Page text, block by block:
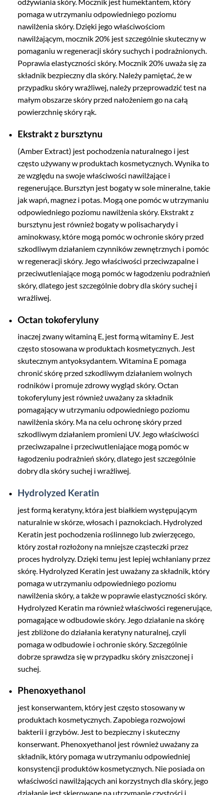
odżywiania skóry. Mocznik jest humektantem, który
pomaga w utrzymaniu odpowiedniego poziomu
nawilżenia skóry. Dzięki jego właściwościom
nawilżającym, mocznik 20% jest szczególnie skuteczny w
pomaganiu w regeneracji skóry suchych i podrażnionych.
Poprawia elastyczności skóry. Mocznik 20% uważa się za
składnik bezpieczny dla skóry. Należy pamiętać, że w
przypadku skóry wrażliwej, należy przeprowadzić test na
małym obszarze skóry przed nałożeniem go na całą
powierzchnię skóry rąk.
Ekstrakt z bursztynu
(Amber Extract) jest pochodzenia naturalnego i jest
często używany w produktach kosmetycznych. Wynika to
ze względu na swoje właściwości nawilżające i
regenerujące. Bursztyn jest bogaty w sole mineralne, takie
jak wapń, magnez i potas. Mogą one pomóc w utrzymaniu
odpowiedniego poziomu nawilżenia skóry. Ekstrakt z
bursztynu jest również bogaty w polisacharydy i
aminokwasy, które mogą pomóc w ochronie skóry przed
szkodliwym działaniem czynników zewnętrznych i pomóc
w regeneracji skóry. Jego właściwości przeciwzapalne i
przeciwutleniające mogą pomóc w łagodzeniu podrażnień
skóry, dlatego jest szczególnie dobry dla skóry suchej i
wrażliwej.
Octan tokoferyluny
inaczej zwany witaminą E, jest formą witaminy E. Jest
często stosowana w produktach kosmetycznych. Jest
skutecznym antyoksydantem. Witamina E pomaga
chronić skórę przed szkodliwym działaniem wolnych
rodników i promuje zdrowy wygląd skóry. Octan
tokoferyluny jest również uważany za składnik
pomagający w utrzymaniu odpowiedniego poziomu
nawilżenia skóry. Ma na celu ochronę skóry przed
szkodliwym działaniem promieni UV. Jego właściwości
przeciwzapalne i przeciwutleniające mogą pomóc w
łagodzeniu podrażnień skóry, dlatego jest szczególnie
dobry dla skóry suchej i wrażliwej.
Hydrolyzed Keratin
jest formą keratyny, która jest białkiem występującym
naturalnie w skórze, włosach i paznokciach. Hydrolyzed
Keratin jest pochodzenia roślinnego lub zwierzęcego,
który został rozłożony na mniejsze cząsteczki przez
proces hydrolyzy. Dzięki temu jest lepiej wchłaniany przez
skórę. Hydrolyzed Keratin jest uważany za składnik, który
pomaga w utrzymaniu odpowiedniego poziomu
nawilżenia skóry, a także w poprawie elastyczności skóry.
Hydrolyzed Keratin ma również właściwości regenerujące,
pomagające w odbudowie skóry. Jego działanie na skórę
jest zbliżone do działania keratyny naturalnej, czyli
pomaga w odbudowie i ochronie skóry. Szczególnie
dobrze sprawdza się w przypadku skóry zniszczonej i
suchej.
Phenoxyethanol
jest konserwantem, który jest często stosowany w
produktach kosmetycznych. Zapobiega rozwojowi
bakterii i grzybów. Jest to bezpieczny i skuteczny
konserwant. Phenoxyethanol jest również uważany za
składnik, który pomaga w utrzymaniu odpowiedniej
konsystencji produktów kosmetycznych. Nie posiada on
właściwości nawilżających ani korzystnych dla skóry, jego
działanie jest skierowane na utrzymanie czystości i